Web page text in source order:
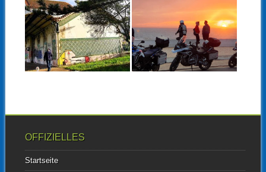
EIN „LOST PLACE“
ERWACHT DURCH
PAUL ZUM LEBEN
Ich bin zur Zeit eine „digitale
Nomadin“, seit Dezember
2020 verbringe...
▶
NACH PORTUGAL
MIT PLAN A BIS
PLAN F ODER
WIEVIEL
LACKZISTROSEN
PASSEN IN EINEN ▶
OFFIZIELLES
Startseite